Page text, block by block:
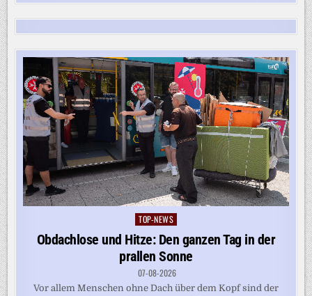
Posted
in
TOP-NEWS
Obdachlose und Hitze: Den ganzen Tag in der
prallen Sonne
07-08-2026
Vor allem Menschen ohne Dach über dem Kopf sind der